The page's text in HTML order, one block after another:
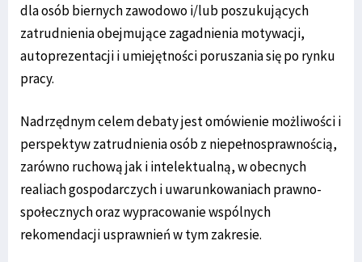
dla osób biernych zawodowo i/lub poszukujących
zatrudnienia obejmujące zagadnienia motywacji,
autoprezentacji i umiejętności poruszania się po rynku
pracy.
Nadrzędnym celem debaty jest omówienie możliwości i
perspektyw zatrudnienia osób z niepełnosprawnością,
zarówno ruchową jak i intelektualną, w obecnych
realiach gospodarczych i uwarunkowaniach prawno-
społecznych oraz wypracowanie wspólnych
rekomendacji usprawnień w tym zakresie.